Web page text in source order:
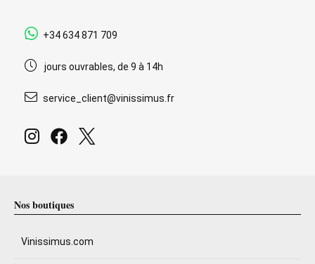
+34 634 871 709
jours ouvrables, de 9 à 14h
service_client@vinissimus.fr
Nos boutiques
Vinissimus.com